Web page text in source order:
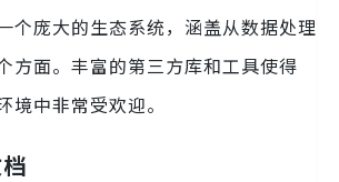
个庞大的生态系统，涵盖从数据处理
方面。丰富的第三方库和工具使得
中非常受欢迎。